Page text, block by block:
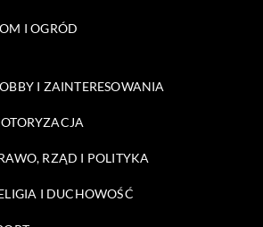
I OGRÓD
I ZAINTERESOWANIA
RZĄD I POLITYKA
I DUCHOWOŚĆ